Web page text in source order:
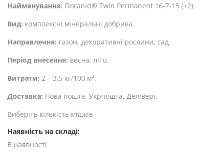
Найменування: Floranid® Twin Permanent 16-7-15 (+2)
Вид: комплексні мінеральні добрива.
Направлення: газон, декоративні рослини, сад.
Період внесення: весна, літо.
Витрати: 2 – 3,5 кг/100 м².
Доставка: Нова пошта, Укрпошта, Делівері.
Виберіть кількість мішків
Наявність на складі:
В наявності